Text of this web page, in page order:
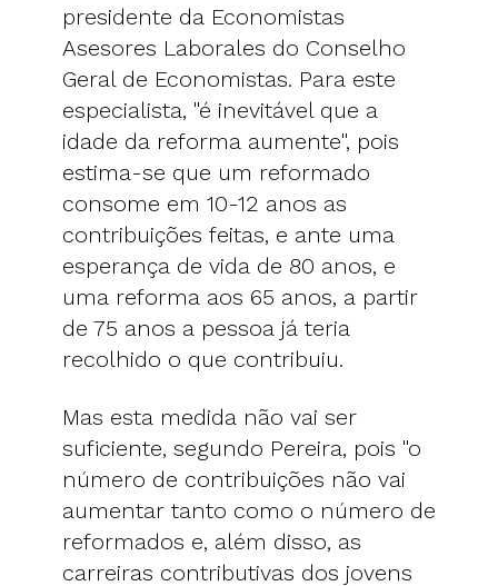
presidente da Economistas
Asesores Laborales do Conselho
Geral de Economistas. Para este
especialista, "é inevitável que a
idade da reforma aumente", pois
estima-se que um reformado
consome em 10-12 anos as
contribuições feitas, e ante uma
esperança de vida de 80 anos, e
uma reforma aos 65 anos, a partir
de 75 anos a pessoa já teria
recolhido o que contribuiu.
Mas esta medida não vai ser
suficiente, segundo Pereira, pois "o
número de contribuições não vai
aumentar tanto como o número de
reformados e, além disso, as
carreiras contributivas dos jovens